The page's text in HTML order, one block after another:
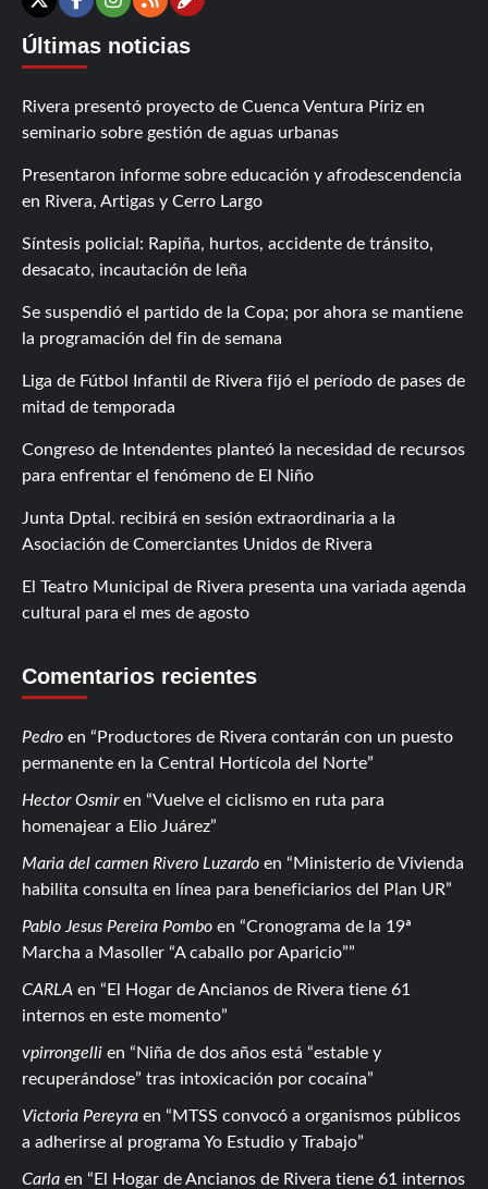
X Facebook
Instagram
RSSContáctanos
Últimas noticias
Rivera presentó proyecto de Cuenca Ventura Píriz en
seminario sobre gestión de aguas urbanas
Presentaron informe sobre educación y afrodescendencia
en Rivera, Artigas y Cerro Largo
Síntesis policial: Rapiña, hurtos, accidente de tránsito,
desacato, incautación de leña
Se suspendió el partido de la Copa; por ahora se mantiene
la programación del fin de semana
Liga de Fútbol Infantil de Rivera fijó el período de pases de
mitad de temporada
Congreso de Intendentes planteó la necesidad de recursos
para enfrentar el fenómeno de El Niño
Junta Dptal. recibirá en sesión extraordinaria a la
Asociación de Comerciantes Unidos de Rivera
El Teatro Municipal de Rivera presenta una variada agenda
cultural para el mes de agosto
Comentarios recientes
Pedro en
Productores de Rivera contarán con un puesto
permanente en la Central Hortícola del Norte
Hector Osmiren
Vuelve el ciclismo en ruta para
homenajear a Elio Juárez
Maria del carmen Rivero Luzardo en
Ministerio de Vivienda
habilita consulta en línea para beneficiarios del Plan UR
Pablo Jesus Pereira Pombo en
Cronograma de la 19ª
Marcha a Masoller “A caballo por Aparicio”
CARLA en
El Hogar de Ancianos de Rivera tiene 61
internos en este momento
vpirrongelli en
Niña de dos años está “estable y
recuperándose” tras intoxicación por cocaína
Victoria Pereyra en
MTSS convocó a organismos públicos
a adherirse al programa Yo Estudio y Trabajo
Carla en El Hogar de Ancianos de Rivera tiene 61 internos